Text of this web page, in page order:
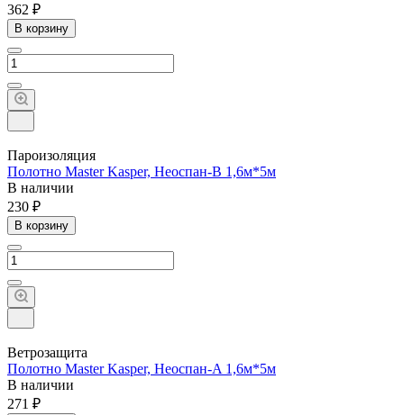
362 ₽
В корзину
Пароизоляция
Полотно Master Kasper, Неоспан-В 1,6м*5м
В наличии
230 ₽
В корзину
Ветрозащита
Полотно Master Kasper, Неоспан-A 1,6м*5м
В наличии
271 ₽